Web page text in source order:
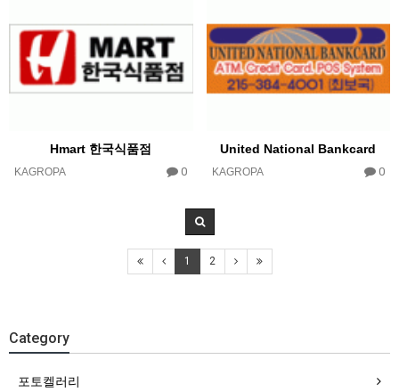
Hmart 한국식품점
KAGROPA 0
United National Bankcard
KAGROPA 0
1 2
Category
포토켈러리